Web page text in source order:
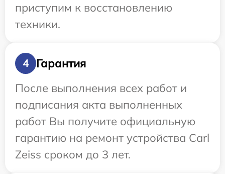
приступим к восстановлению
техники.
4
Гарантия
После выполнения всех работ и
подписания акта выполненных
работ Вы получите официальную
гарантию на ремонт устройства Carl
Zeiss сроком до 3 лет.